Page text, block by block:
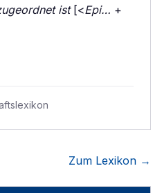
ist[<Epi… +
Zum Lexikon →